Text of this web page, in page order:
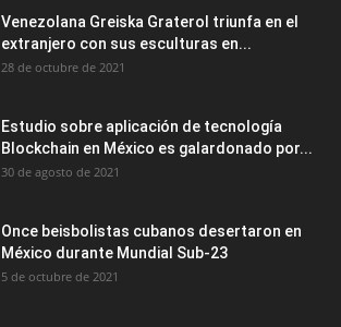
Venezolana Greiska Graterol triunfa en el
extranjero con sus esculturas en...
28 de octubre de 2021
Estudio sobre aplicación de tecnología
Blockchain en México es galardonado por...
30 de agosto de 2021
Once beisbolistas cubanos desertaron en
México durante Mundial Sub-23
5 de octubre de 2021